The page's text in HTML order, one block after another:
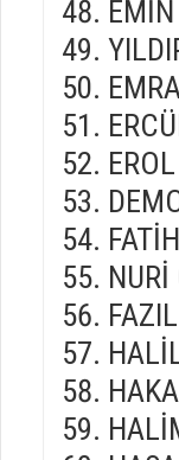
NURİ